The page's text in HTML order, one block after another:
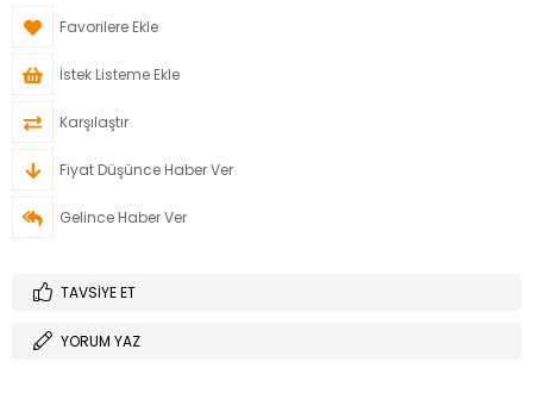
Favorilere Ekle
İstek Listeme Ekle
Karşılaştır
Fiyat Düşünce Haber Ver
Gelince Haber Ver
TAVSIYE ET
YORUM YAZ